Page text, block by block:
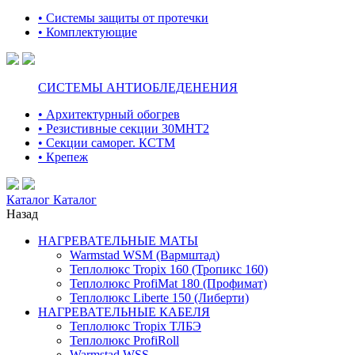
• Системы защиты от протечки
• Комплектующие
СИСТЕМЫ АНТИОБЛЕДЕНЕНИЯ
• Архитектурный обогрев
• Резистивные секции 30МНТ2
• Секции саморег. КСТМ
• Крепеж
Каталог Каталог
Назад
НАГРЕВАТЕЛЬНЫЕ МАТЫ
Warmstad WSM (Вармштад)
Теплолюкс Tropix 160 (Тропикс 160)
Теплолюкс ProfiMat 180 (Профимат)
Теплолюкс Liberte 150 (Либерти)
НАГРЕВАТЕЛЬНЫЕ КАБЕЛЯ
Теплолюкс Tropix ТЛБЭ
Теплолюкс ProfiRoll